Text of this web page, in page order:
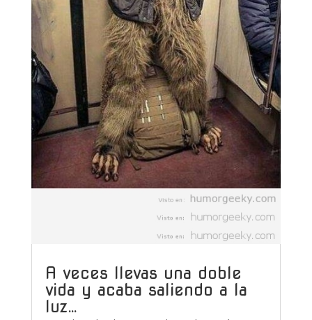
A veces llevas una doble
vida y acaba saliendo a la
luz…